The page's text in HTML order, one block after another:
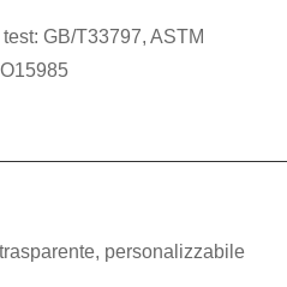
GB/T33797, ASTM
personalizzabile